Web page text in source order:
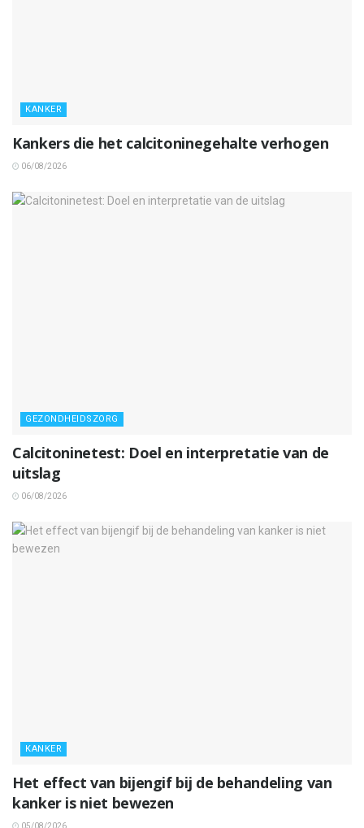
KANKER
Kankers die het calcitoninegehalte verhogen
06/08/2026
GEZONDHEIDSZORG
Calcitoninetest: Doel en interpretatie van de
uitslag
06/08/2026
KANKER
Het effect van bijengif bij de behandeling van
kanker is niet bewezen
05/08/2026